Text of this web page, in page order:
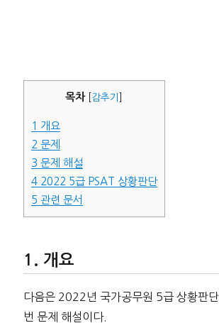
목차 감추기
1 개요
2 문제
3 문제 해설
42022 5급 PSAT 상황판단
5 관련 문서
개요
다음은 2022년 국가공무원 5급 상황판
번 문제 해설이다.